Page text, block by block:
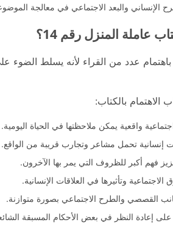
الإنساني والبعد الاجتماعي في معالجة
عاملة المنزل رقم 14؟
عدد من القراء لأنه يسلط الضوء
الاهتمام بالكتاب:
واقعية يمكن ملاحظتها في الحياة اليومية.
إنسانية تحمل مشاعر وتجارب قريبة من الواقع.
فهم أكبر للظروف التي يمر بها الآخرون.
الاجتماعية وتأثيرها في العلاقات الإنسانية.
القصصي والطرح الاجتماعي بصورة متوازنة.
إعادة النظر في بعض الأحكام المسبقة